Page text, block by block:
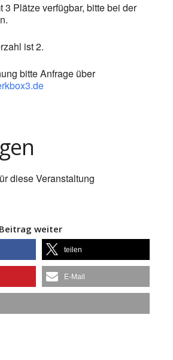
3 Plätze verfügbar, bitte bei der
ist 2.
bitte Anfrage über
diese Veranstaltung
weiter
teilen
E-Mail